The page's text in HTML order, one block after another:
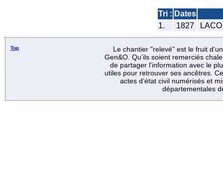
Tri : Dates
1.
1827
Top
Le chantier "relevé" est le fruit
Gen&O. Qu’ils soient remerciés
de partager l’information avec le
utiles pour retrouver ses ancêtres.
actes d’état civil numérisés et
départementales